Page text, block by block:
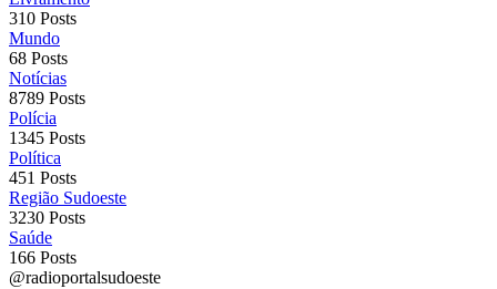
310 Posts
Mundo
68 Posts
Notícias
8789 Posts
Polícia
1345 Posts
Política
451 Posts
Região Sudoeste
3230 Posts
Saúde
166 Posts
@radioportalsudoeste